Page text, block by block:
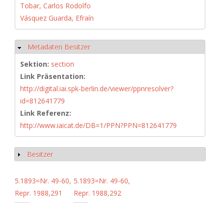
Tobar, Carlos Rodolfo
Vásquez Guarda, Efraín
Ausblenden
Metadaten Besitzer
Sektion: section
Link Präsentation:
http://digital.iai.spk-berlin.de/viewer/ppnresolver?
id=812641779
Link Referenz:
http://www.iaicat.de/DB=1/PPN?PPN=812641779
Anzeigen
Besitzer
5.1893=Nr. 49-60,
Repr. 1988,291
5.1893=Nr. 49-60,
Repr. 1988,292